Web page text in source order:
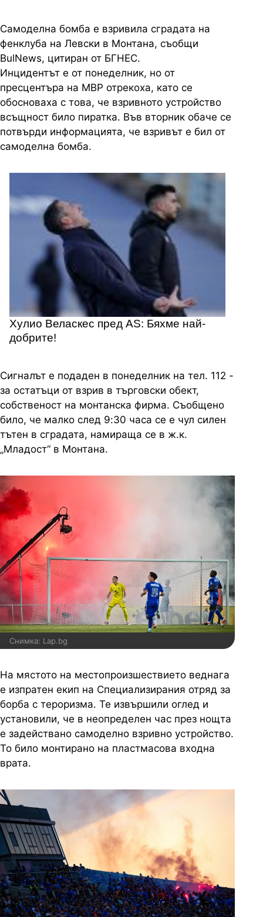
Самоделна бомба е взривила сградата на
фенклуба на Левски в Монтана, съобщи
BulNews, цитиран от БГНЕС.
Инцидентът е от понеделник, но от
пресцентъра на МВР отрекоха, като се
обосноваха с това, че взривното устройство
всъщност било пиратка. Във вторник обаче се
потвърди информацията, че взривът е бил от
самоделна бомба.
Хулио Веласкес пред AS: Бяхме най-
добрите!
Сигналът е подаден в понеделник на тел. 112 -
за остатъци от взрив в търговски обект,
собственост на монтанска фирма. Съобщено
било, че малко след 9:30 часа се е чул силен
тътен в сградата, намираща се в ж.к.
„Младост“ в Монтана.
Снимка: Lap.bg
На мястото на местопроизшествието веднага
е изпратен екип на Специализирания отряд за
борба с тероризма. Те извършили оглед и
установили, че в неопределен час през нощта
е задействано самоделно взривно устройство.
То било монтирано на пластмасова входна
врата.